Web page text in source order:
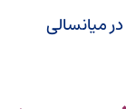
میانسالی